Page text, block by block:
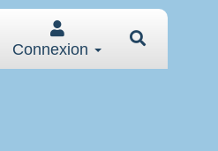
Connexion